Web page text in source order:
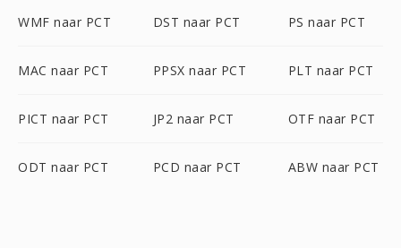
WMF naar PCT DST naar PCT PS naar PCT
MAC naar PCT PPSX naar PCT PLT naar PCT
PICT naar PCT JP2 naar PCT OTF naar PCT
ODT naar PCT PCD naar PCT ABW naar PCT